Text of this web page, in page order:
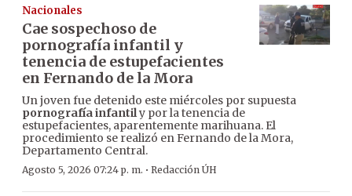
Nacionales
Cae sospechoso de
pornografía infantil y
tenencia de estupefacientes
en Fernando de la Mora
Un joven fue detenido este miércoles por supuesta
pornografía infantily por la tenencia de
estupefacientes, aparentemente marihuana. El
procedimiento se realizó en Fernando de la Mora,
Departamento Central.
Agosto 5, 2026 07:24 p. m. · Redacción ÚH